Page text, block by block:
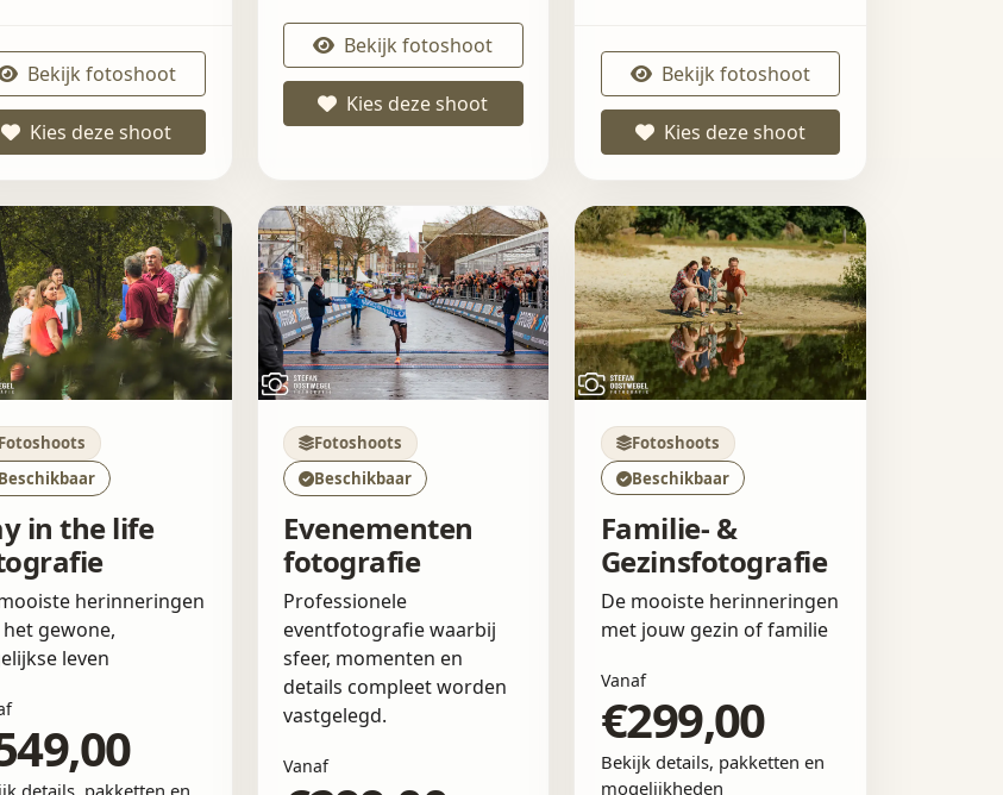
Bekijk fotoshoot
Kies deze shoot
Bekijk fotoshoot
Kies deze shoot
Bekijk fotoshoot
Kies deze shoot
in the life
herinneringen
gewone,
leven
Fotoshoots
Beschikbaar
Evenementen
fotografie
Professionele
eventfotografie waarbij
sfeer, momenten en
details compleet worden
vastgelegd.
Vanaf
Fotoshoots
Beschikbaar
Familie- &
Gezinsfotografie
De mooiste herinneringen
met jouw gezin of familie
Vanaf
€299,00
Bekijk details, pakketten en
mogelijkheden